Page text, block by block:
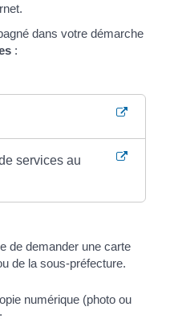
dans votre démarche
:
services au
de demander une carte
de la sous-préfecture.
numérique (photo ou